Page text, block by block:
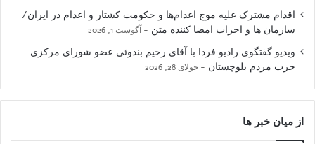
اقدام مشترک علیه موج اعدام‌ها و حکومت کشتار و اعدام در ایران/
سازمان ها و احزاب امضا کننده متن
آگوست 1, 2026
ویدیو گفتگوی رادیو فردا با آقای رحیم بندوئی عضو شورای مرکزی
حزب مردم بلوچستان
جولای 28, 2026
از میان خبر ها